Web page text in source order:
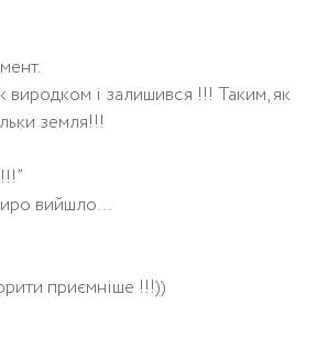
виродком і залишився !!! Таким, як
земля!!!
вийшло…
приємніше !!!))